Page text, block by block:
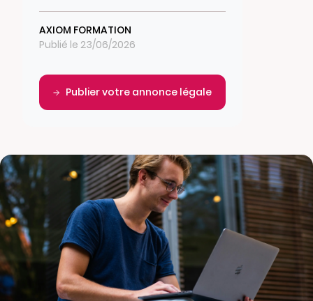
AXIOM FORMATION
Publié le 23/06/2026
Publier votre annonce légale